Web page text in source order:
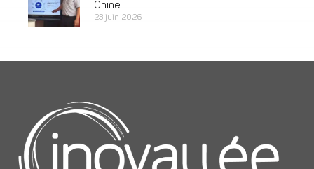
Chine
23 juin 2026